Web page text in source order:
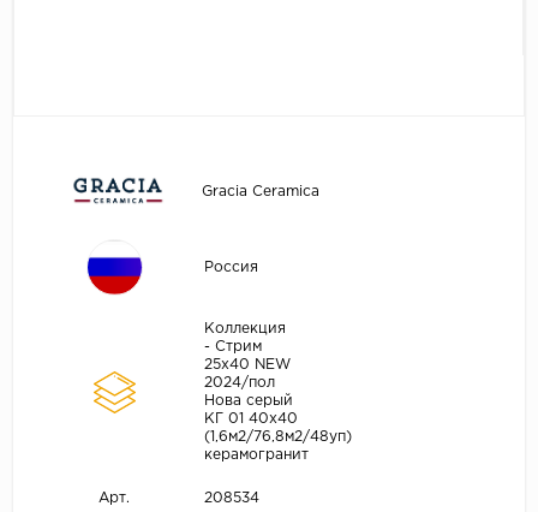
Gracia Ceramica
Россия
Коллекция
- Стрим
25х40 NEW
2024/пол
Нова серый
КГ 01 40х40
(1,6м2/76,8м2/48уп)
керамогранит
Арт. 208534